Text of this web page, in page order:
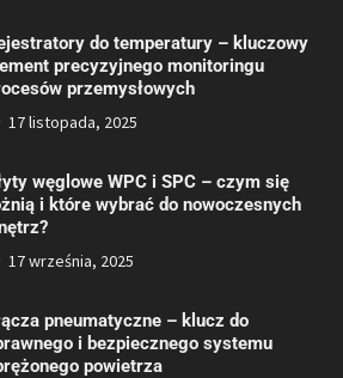
do temperatury – kluczowy
precyzyjnego monitoringu
przemysłowych
17 listopada, 2025
węglowe WPC i SPC – czym się
i które wybrać do nowoczesnych
17 września, 2025
pneumatyczne – klucz do
i bezpiecznego systemu
powietrza